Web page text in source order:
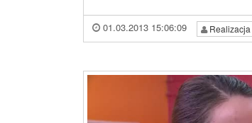
01.03.2013 15:06:09 Realizacja